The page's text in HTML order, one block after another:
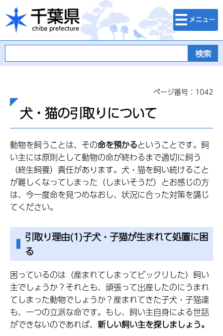
千葉県
検索・メニュ
ー
ページ番号：1042
犬・猫の引取りについて
動物を飼うことは、その命を預かるということです。飼
い主には原則として動物の命が終わるまで適切に飼う
（終生飼養）責任があります。犬・猫を飼い続けること
が難しくなってしまった（しまいそうだ）とお感じの方
は、今一度命を見つめなおし、状況に合った対策を講じ
てください。
引取り理由(1)子犬・子猫が生まれて処置に困
る
困っているのは（産まれてしまってビックリした）飼い
主でしょうか？それとも、頑張って出産したのにうまれ
てしまった動物でしょうか？産まれてきた子犬・子猫達
も、一つの立派な命です。もし、飼い主自身による世話
ができないのであれば、 新しい飼い主を探しましょう。